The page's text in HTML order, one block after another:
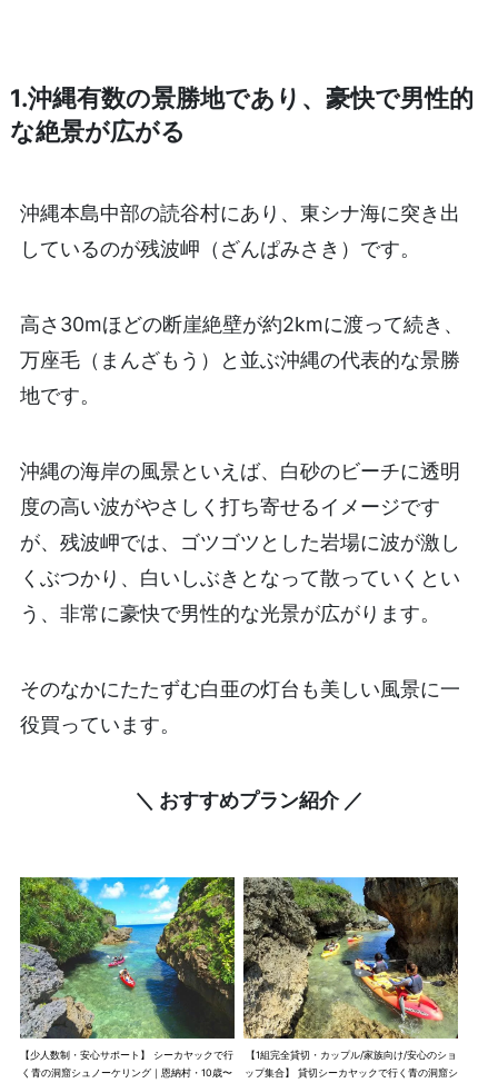
1.沖縄有数の景勝地であり、豪快で男性的
な絶景が広がる
沖縄本島中部の読谷村にあり、東シナ海に突き出
しているのが残波岬（ざんぱみさき）です。
高さ30mほどの断崖絶壁が約2kmに渡って続き、
万座毛（まんざもう）と並ぶ沖縄の代表的な景勝
地です。
沖縄の海岸の風景といえば、白砂のビーチに透明
度の高い波がやさしく打ち寄せるイメージです
が、残波岬では、ゴツゴツとした岩場に波が激し
くぶつかり、白いしぶきとなって散っていくとい
う、非常に豪快で男性的な光景が広がります。
そのなかにたたずむ白亜の灯台も美しい風景に一
役買っています。
＼ おすすめプラン紹介 ／
【少人数制・安心サポート】 シーカヤックで行
く青の洞窟シュノーケリング｜恩納村・10歳〜
【1組完全貸切・カップル/家族向け/安心のショ
ップ集合】 貸切シーカヤックで行く青の洞窟シ